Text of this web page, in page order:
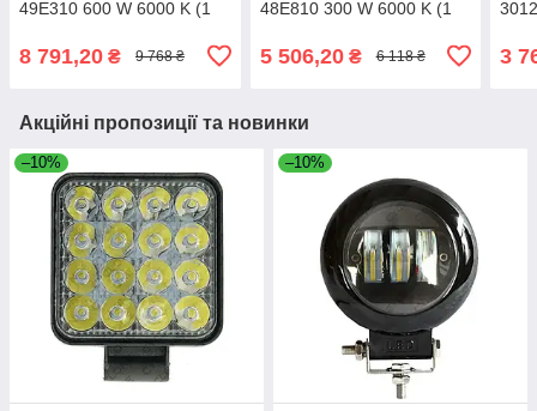
49E310 600 W 6000 K (1
8 791,20 ₴ 9 768 ₴
48E810 300 W 6000 K (1
5 506,20₴ 6 118 ₴ 3
Акційні пропозиції та новинки
–10% –10%